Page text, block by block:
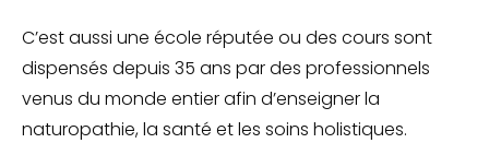
C’est aussi une école réputée ou des cours sont
dispensés depuis 35 ans par des professionnels
venus du monde entier afin d’enseigner la
naturopathie, la santé et les soins holistiques.